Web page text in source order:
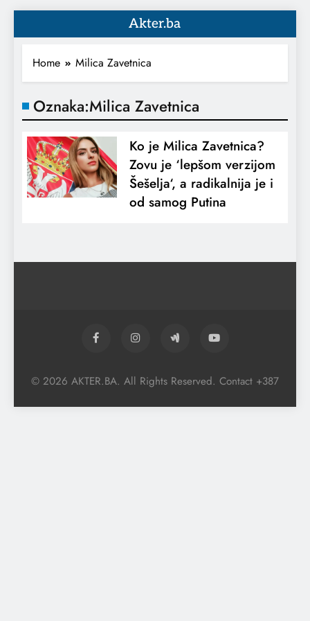
Akter.ba
Home Milica Zavetnica
Oznaka:Milica Zavetnica
Ko je Milica Zavetnica?
Zovu je ‘lepšom verzijom
Šešelja‘, a radikalnija je i
od samog Putina
© 2026 AKTER.BA. All Rights Reserved. Contact +387